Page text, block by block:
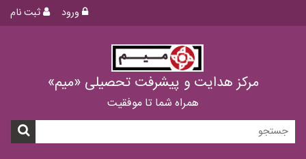
ثبت نام ورود
مرکز هدایت و پیشرفت تحصیلی «میم»
همراه شما تا موفقیت